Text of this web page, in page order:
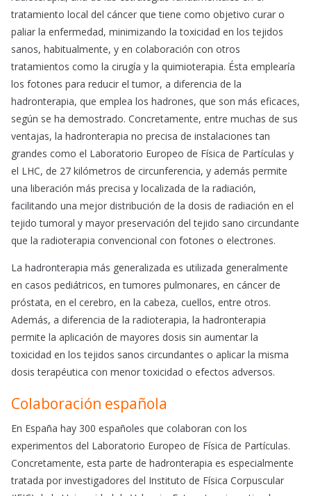
tratamiento local del cáncer que tiene como objetivo curar o
paliar la enfermedad, minimizando la toxicidad en los tejidos
sanos, habitualmente, y en colaboración con otros
tratamientos como la cirugía y la quimioterapia. Ésta emplearía
los fotones para reducir el tumor, a diferencia de la
hadronterapia, que emplea los hadrones, que son más eficaces,
según se ha demostrado. Concretamente, entre muchas de sus
ventajas, la hadronterapia no precisa de instalaciones tan
grandes como el Laboratorio Europeo de Física de Partículas y
el LHC, de 27 kilómetros de circunferencia, y además permite
una liberación más precisa y localizada de la radiación,
facilitando una mejor distribución de la dosis de radiación en el
tejido tumoral y mayor preservación del tejido sano circundante
que la radioterapia convencional con fotones o electrones.
La hadronterapia más generalizada es utilizada generalmente
en casos pediátricos, en tumores pulmonares, en cáncer de
próstata, en el cerebro, en la cabeza, cuellos, entre otros.
Además, a diferencia de la radioterapia, la hadronterapia
permite la aplicación de mayores dosis sin aumentar la
toxicidad en los tejidos sanos circundantes o aplicar la misma
dosis terapéutica con menor toxicidad o efectos adversos.
Colaboración española
En España hay 300 españoles que colaboran con los
experimentos del Laboratorio Europeo de Física de Partículas.
Concretamente, esta parte de hadronterapia es especialmente
tratada por investigadores del Instituto de Física Corpuscular